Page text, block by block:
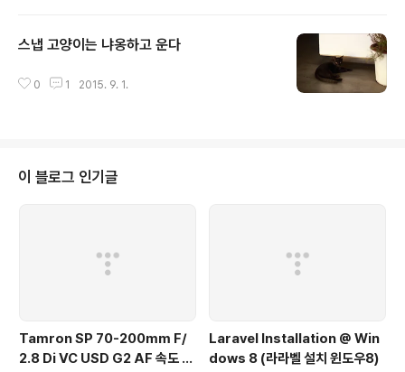
스냅 고양이는 냐옹하고 운다
0 1 2015. 9. 1.
이 블로그 인기글
Tamron SP 70-200mm F/
2.8 Di VC USD G2 AF 속도 테
Laravel Installation @ Win
dows 8 (라라벨 설치 윈도우8)